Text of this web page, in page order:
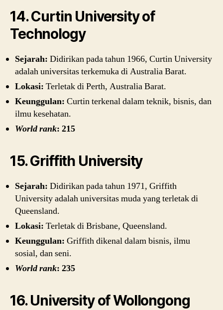
14. Curtin University of
Technology
Sejarah: Didirikan pada tahun 1966, Curtin University
adalah universitas terkemuka di Australia Barat.
Lokasi: Terletak di Perth, Australia Barat.
Keunggulan: Curtin terkenal dalam teknik, bisnis, dan
ilmu kesehatan.
World rank: 215
15. Griffith University
Sejarah: Didirikan pada tahun 1971, Griffith
University adalah universitas muda yang terletak di
Queensland.
Lokasi: Terletak di Brisbane, Queensland.
Keunggulan: Griffith dikenal dalam bisnis, ilmu
sosial, dan seni.
World rank: 235
16. University of Wollongong